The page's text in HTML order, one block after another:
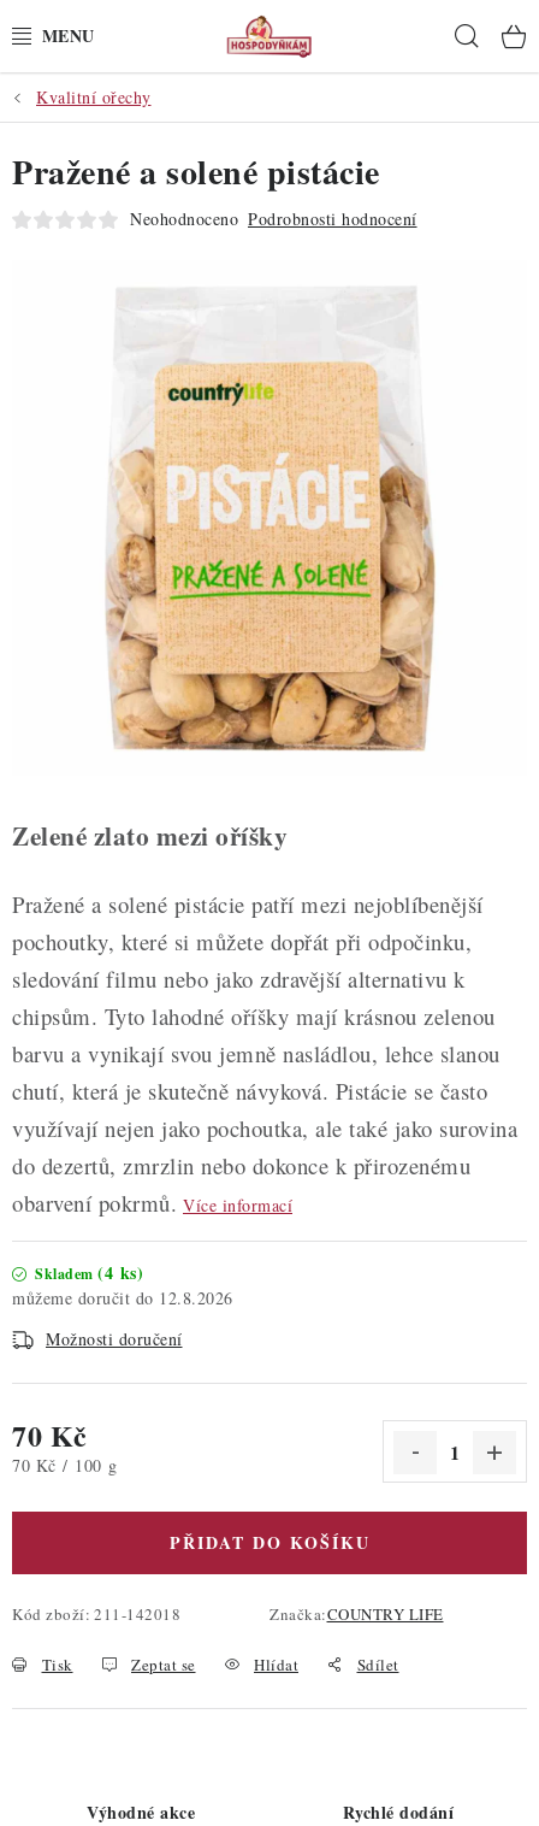
na
POTŘEBY
POMŮCKY
SUROVINY
POCHUTINY
ZDRAVÉ PEČENÍ
DÁRKOVÉ POUKAZY
TÉMATICKÉ PRODUKTY
PROFI BALENÍ
Nepřevzetí zásilky na dobírku
Obchodní podmínky
Hodnocení obchodu
Moje objednávka
Podmínky ochrany osobních údajů
Kvalitní ořechy
Zelené zlato mezi oříšky
Pražené a solené pistácie patří mezi nejoblíbenější
pochoutky, které si můžete dopřát při odpočinku,
sledování filmu nebo jako zdravější alternativu k
chipsům. Tyto lahodné oříšky mají krásnou zelenou
barvu a vynikají svou jemně nasládlou, lehce slanou
chutí, která je skutečně návyková. Pistácie se často
využívají nejen jako pochoutka, ale také jako surovina
do dezertů, zmrzlin nebo dokonce k přirozenému
obarvení pokrmů. Více informací
Skladem (4 ks)
12.8.2026
Možnosti doručení
70 Kč
Měrná cena:
70 Kč / 100 g
PŘIDAT DO KOŠÍKU
Kód zboží: 211-142018 Značka:COUNTRY LIFE
Tisk Zeptat se Hlídat Sdílet
Pražené a solené pistácie
Neohodnoceno Podrobnosti hodnocení
Výhodné akce Rychlé dodání